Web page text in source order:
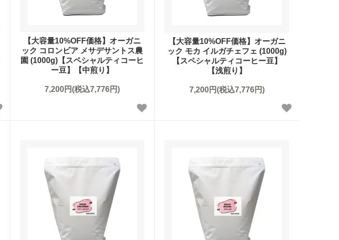
【大容量10%OFF価格】オーガニ
ック コロンビア メサデサントス農
園 (1000g)【スペシャルティコーヒ
ー豆】【中煎り】
7,200円(税込7,776円)
【大容量10%OFF価格】オーガニ
ック モカ イルガチェフェ (1000g)
【スペシャルティコーヒー豆】
【浅煎り】
7,200円(税込7,776円)